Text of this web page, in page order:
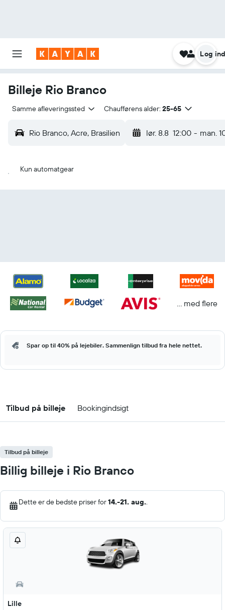
Log
Billeje Rio Branco
Samme afleveringssted Chaufførens alder: 25-65
Rio Branco, Acre, Brasilien lør. 8.8 12:00 - man.
Kun automatgear
... med flere
Spar op til 40% på lejebiler. Sammenlign tilbud fra hele nettet.
Tilbud på billeje Bookingindsigt
Tilbud på billeje
Billig billeje i Rio Branco
Dette er de bedste priser for14.-21. aug..
Lille